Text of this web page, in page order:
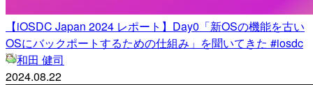
【iOSDC Japan 2024 レポート】Day0「新OSの機能を古い
OSにバックポートするための仕組み」を聞いてきた #iosdc
和田 健司
2024.08.22